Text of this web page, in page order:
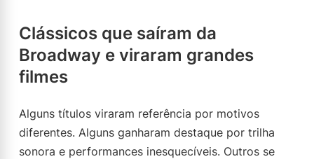
Clássicos que saíram da
Broadway e viraram grandes
filmes
Alguns títulos viraram referência por motivos
diferentes. Alguns ganharam destaque por trilha
sonora e performances inesquecíveis. Outros se